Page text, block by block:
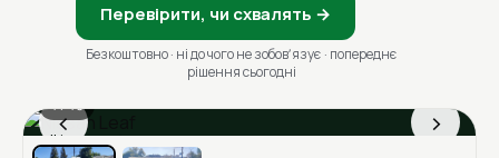
Перевірити, чи схвалять →
Безкоштовно · ні до чого не зобовʼязує · попереднє
рішення сьогодні
‹ ›
1 / 13
Ціна в місяць